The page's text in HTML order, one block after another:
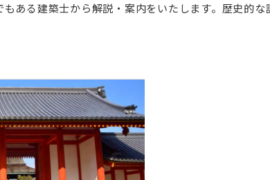
ある建築士から解説・案内をいたします。歴史的